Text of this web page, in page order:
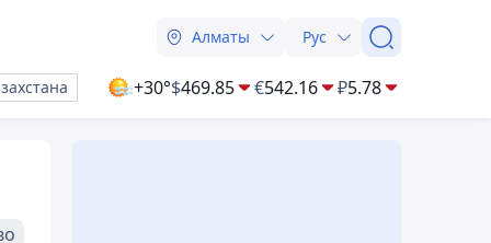
Алматы Рус
+30°$469.85 €542.16 ₽5.78